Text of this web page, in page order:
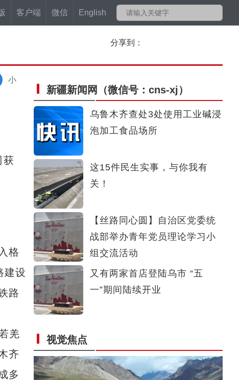
客户端 微信 English
分享到：
小
获
格
建设
路
羌
齐
多
新疆新闻网 （微信号：cns-xj）
乌鲁木齐查处3处使用工业碱浸
泡加工食品场所
这15件民生实事，与你我有
关！
【丝路同心圆】自治区党委统
战部举办青年党员理论学习小
组交流活动
又有两家首店登陆乌市 “五
一”期间陆续开业
视觉焦点
在港台胞参观新疆喀赞其民俗旅游区、进民居
中亚媒体高层走进新疆吐鲁番 体验古老而热情